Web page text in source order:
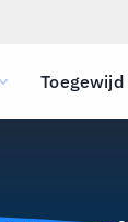
Toegewijd